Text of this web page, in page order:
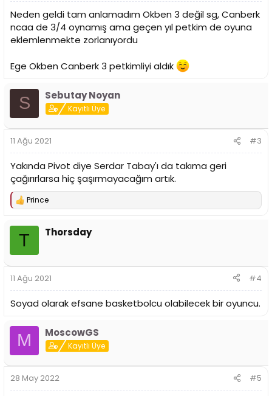
Neden geldi tam anlamadım Okben 3 değil sg, Canberk
ncaa de 3/4 oynamış ama geçen yıl petkim de oyuna
eklemlenmekte zorlanıyordu
Ege Okben Canberk 3 petkimliyi aldık
S Sebutay Noyan
Kayıtlı Üye
11 Ağu 2021 #3
Yakında Pivot diye Serdar Tabay'ı da takıma geri
çağırırlarsa hiç şaşırmayacağım artık.
T
p
l
Prince
T Thorsday
11 Ağu 2021 #4
Soyad olarak efsane basketbolcu olabilecek bir oyuncu.
M MoscowGS
Kayıtlı Üye
28 May 2022 #5